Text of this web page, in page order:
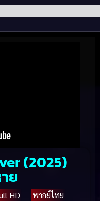
(2025)
ย
HD พากย์ไทย